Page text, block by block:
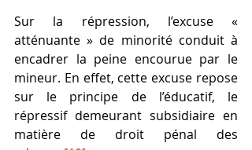
Sur la répression, l’excuse «
atténuante » de minorité conduit à
encadrer la peine encourue par le
mineur. En effet, cette excuse repose
sur le principe de l’éducatif, le
répressif demeurant subsidiaire en
matière de droit pénal des